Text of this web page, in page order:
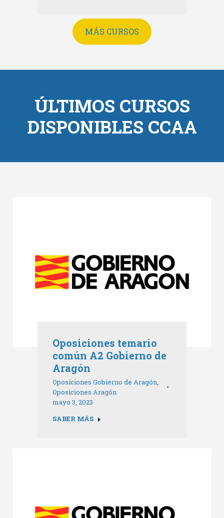
MÁS CURSOS
ÚLTIMOS CURSOS
DISPONIBLES CCAA
Oposiciones temario
común A2 Gobierno de
Aragón
Oposiciones Gobierno de Aragón,
Oposiciones Aragón
mayo 3, 2023
SABER MÁS